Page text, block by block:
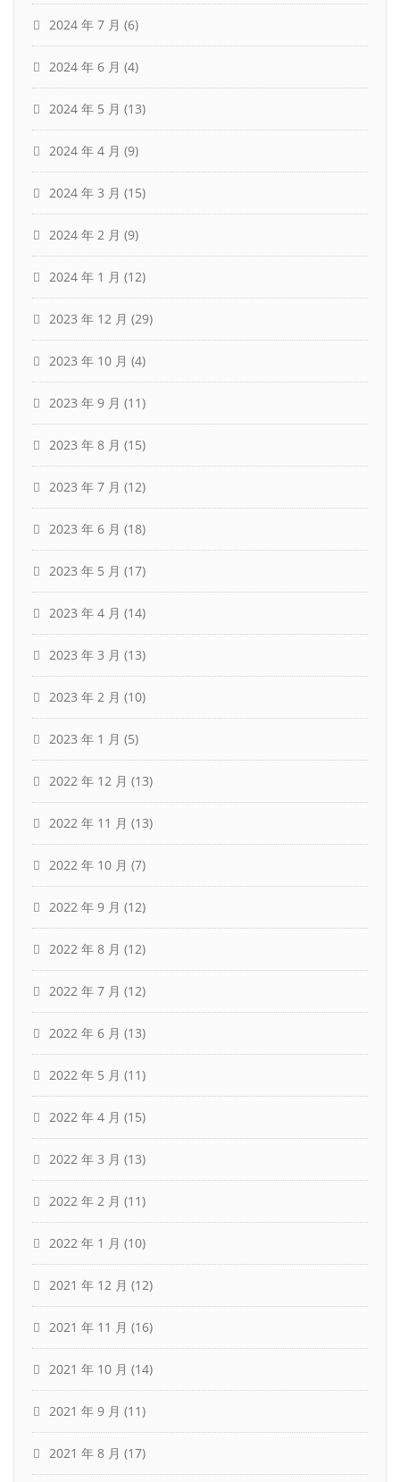
2024 年 7 月 (6)
2024 年 6 月 (4)
2024 年 5 月 (13)
2024 年 4 月 (9)
2024 年 3 月 (15)
2024 年 2 月 (9)
2024 年 1 月 (12)
2023 年 12 月 (29)
2023 年 10 月 (4)
2023 年 9 月 (11)
2023 年 8 月 (15)
2023 年 7 月 (12)
2023 年 6 月 (18)
2023 年 5 月 (17)
2023 年 4 月 (14)
2023 年 3 月 (13)
2023 年 2 月 (10)
2023 年 1 月 (5)
2022 年 12 月 (13)
2022 年 11 月 (13)
2022 年 10 月 (7)
2022 年 9 月 (12)
2022 年 8 月 (12)
2022 年 7 月 (12)
2022 年 6 月 (13)
2022 年 5 月 (11)
2022 年 4 月 (15)
2022 年 3 月 (13)
2022 年 2 月 (11)
2022 年 1 月 (10)
2021 年 12 月 (12)
2021 年 11 月 (16)
2021 年 10 月 (14)
2021 年 9 月 (11)
2021 年 8 月 (17)